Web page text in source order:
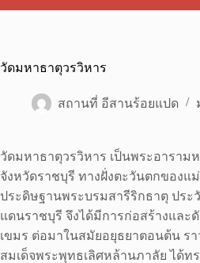
วัดมหาธาตุวรวิหาร
สถานที่ อีสานร้อยแปด
วัดมหาธาตุวรวิหาร เป็นพระอาราม
จังหวัดราชบุรี ทางฝั่งตะวันตกของแ
ประดิษฐานพระบรมสารีริกธาตุ ปร
แดนราชบุรี จึงได้มีการก่อสร้างและ
เขมร ต่อมาในสมัยอยุธยาตอนต้น ร
สมเด็จพระพุทธเลิศหล้านภาลัย ได้ท